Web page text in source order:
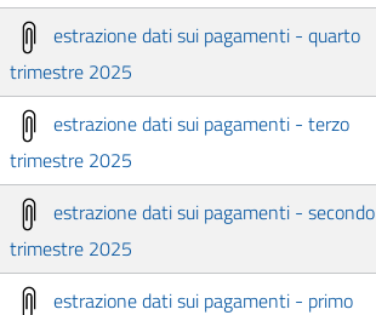
estrazione dati sui pagamenti - quarto
trimestre 2025
estrazione dati sui pagamenti - terzo
trimestre 2025
estrazione dati sui pagamenti - secondo
trimestre 2025
estrazione dati sui pagamenti - primo